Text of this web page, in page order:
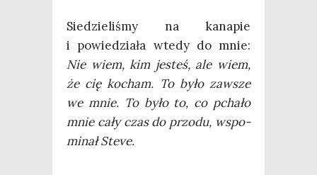
Sie­dzie­li­śmy na kana­pie
i powie­dzia­ła wte­dy do mnie:
Nie wiem, kim jesteś, ale wiem,
że cię kocham. To było zawsze
we mnie. To było to, co pcha­ło
mnie cały czas do przo­du, wspo­
mi­nał Steve.